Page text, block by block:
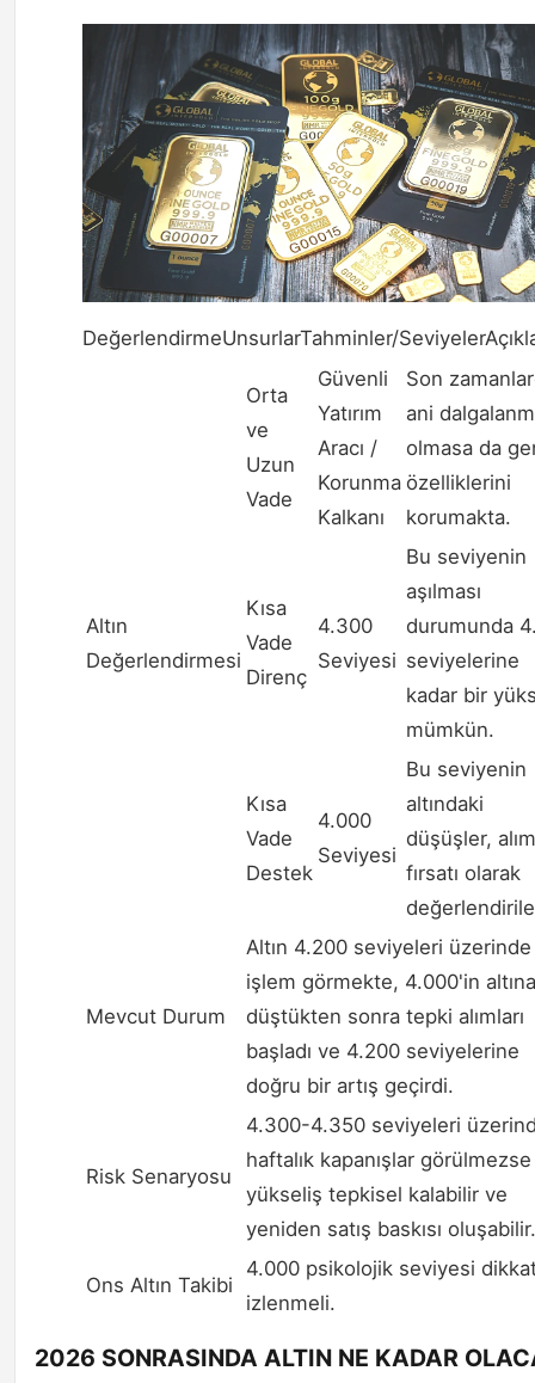
DeğerlendirmeUnsurlarTahminler/
Altın
Değerlendirmesi
Orta
ve
Uzun
Vade
Güvenli
Yatırım
Aracı /
Korunma
Kalkanı
Son
ani
olmasa da
özelliklerini
korumakta.
Kısa
Vade
Direnç
4.300
Seviyesi
Bu seviyenin
aşılması
durumunda
seviyelerine
kadar bir
mümkün.
Kısa
Vade
Destek
4.000
Seviyesi
Bu seviyenin
altındaki
düşüşler, alım
fırsatı olarak
Mevcut Durum
Altın 4.200 seviyeleri üzerinde
işlem görmekte, 4.000'in altına
düştükten sonra tepki alımları
başladı ve 4.200 seviyelerine
doğru bir artış geçirdi.
Risk Senaryosu
4.300-4.350 seviyeleri
haftalık kapanışlar görülmezse
yükseliş tepkisel kalabilir ve
yeniden satış baskısı oluşabilir.
Ons Altın Takibi
4.000 psikolojik seviyesi
izlenmeli.
2026 SONRASINDA ALTIN NE KADAR